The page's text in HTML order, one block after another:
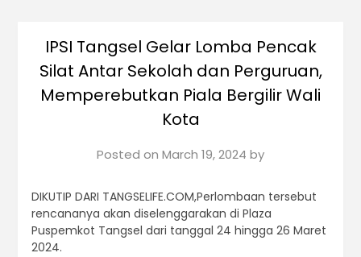
IPSI Tangsel Gelar Lomba Pencak
Silat Antar Sekolah dan Perguruan,
Memperebutkan Piala Bergilir Wali
Kota
Posted on March 19, 2024 by
DIKUTIP DARI TANGSELIFE.COM,Perlombaan tersebut
rencananya akan diselenggarakan di Plaza
Puspemkot Tangsel dari tanggal 24 hingga 26 Maret
2024.